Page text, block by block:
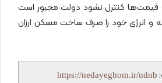
قیمت‌ها کنترل نشود دولت مجبور است
و انرژی خود را صرف ساخت مسکن ارزان
https://nedayeghom.ir/ndnb